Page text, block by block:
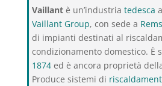
Vaillantè un’industria tedesca
Vaillant Group, con sede a
di impianti destinati al
condizionamento domestico. È
1874ed è ancora proprietà
Produce sistemi di